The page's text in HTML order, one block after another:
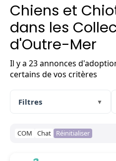
Chiens et
dans les
d'Outre-Mer
Il y a 23 annonces
certains de vos critères
Filtres ▼
COM Chat Réinitialiser